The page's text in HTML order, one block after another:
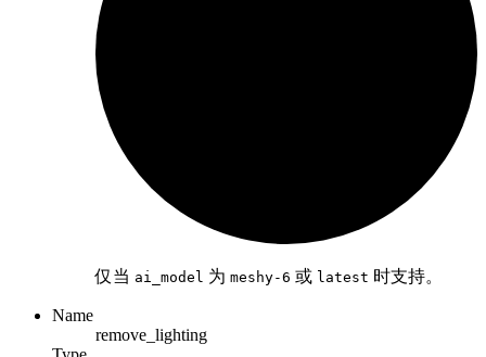
仅当 ai_model 为 meshy-6 或 latest 时支持。
Name
remove_lighting